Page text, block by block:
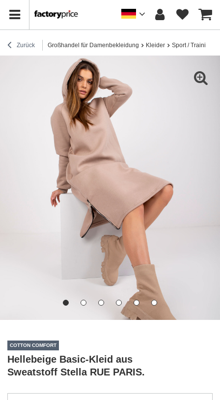
Zurück Großhandel für Damenbekleidung Kleider Sport /
COTTON COMFORT
Hellebeige Basic-Kleid aus
Sweatstoff Stella RUE PARIS.